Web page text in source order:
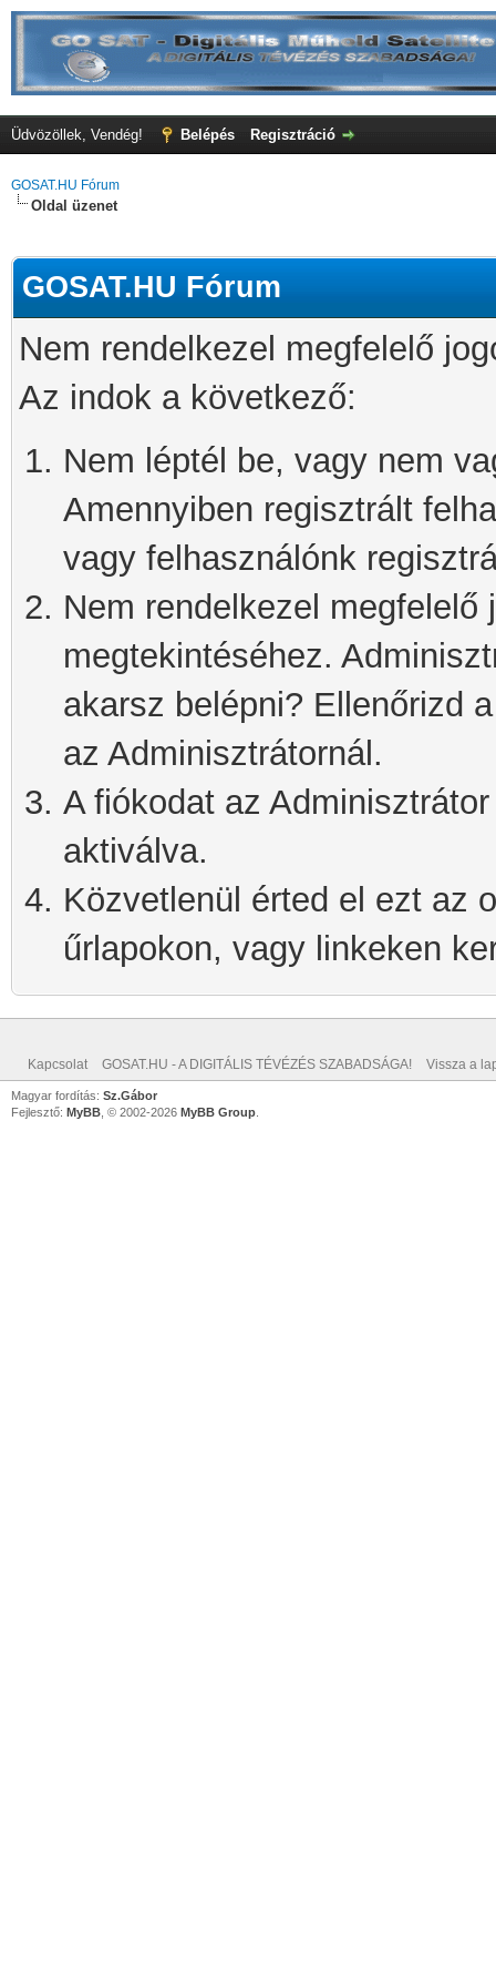
Üdvözöllek, Vendég! Belépés Regisztráció
GOSAT.HU Fórum
Oldal üzenet
GOSAT.HU Fórum
Nem rendelkezel megfelelő
Az indok a következő:
Nem léptél be, vagy nem
Amennyiben regisztrált
vagy felhasználónk
Nem rendelkezel megfelelő
megtekintéséhez.
akarsz belépni? Ellenőrizd
az Adminisztrátornál.
A fiókodat az
aktiválva.
Közvetlenül érted el ezt az
űrlapokon, vagy linkeken
Kapcsolat GOSAT.HU - A DIGITÁLIS TÉVÉZÉS SZABADSÁGA! Vissza a
Magyar fordítás: Sz.Gábor
Fejlesztő: MyBB , © 2002-2026 MyBB Group